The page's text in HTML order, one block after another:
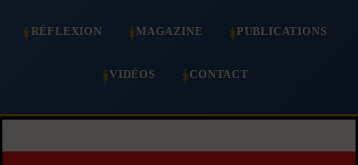
RÉFLEXION MAGAZINE PUBLICATIONS
VIDÉOS CONTACT